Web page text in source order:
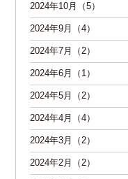
2024年10月（5）
2024年9月（4）
2024年7月（2）
2024年6月（1）
2024年5月（2）
2024年4月（4）
2024年3月（2）
2024年2月（2）